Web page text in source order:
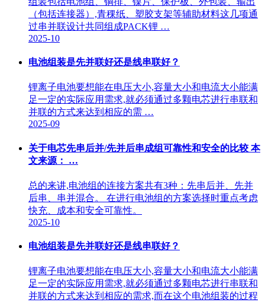
（包括连接器）,青稞纸、塑胶支架等辅助材料这几项通
过串并联设计共同组成PACK锂 …
2025-10
电池组装是先并联好还是线串联好？
锂离子电池要想能在电压大小,容量大小和电流大小能满
足一定的实际应用需求,就必须通过多颗电芯进行串联和
并联的方式来达到相应的需 …
2025-09
关于电芯先串后并/先并后串成组可靠性和安全的比较 本
文来源： …
总的来讲,电池组的连接方案共有3种：先串后并、先并
后串、串并混合。 在进行电池组的方案选择时重点考虑
快充、成本和安全可靠性。
2025-10
电池组装是先并联好还是线串联好？
锂离子电池要想能在电压大小,容量大小和电流大小能满
足一定的实际应用需求,就必须通过多颗电芯进行串联和
并联的方式来达到相应的需求,而在这个电池组装的过程